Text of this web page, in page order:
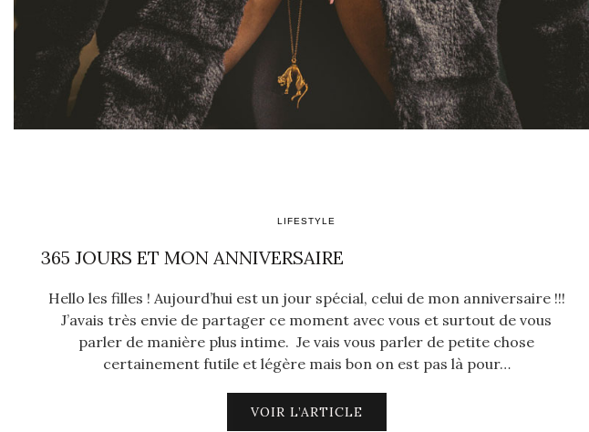
LIFESTYLE
365 JOURS ET MON ANNIVERSAIRE
Hello les filles ! Aujourd’hui est un jour spécial, celui de mon anniversaire !!!
J’avais très envie de partager ce moment avec vous et surtout de vous
parler de manière plus intime. Je vais vous parler de petite chose
certainement futile et légère mais bon on est pas là pour…
VOIR L’ARTICLE